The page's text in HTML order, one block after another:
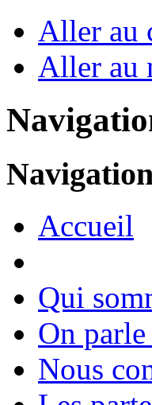
Aller au
Aller au
Accueil
Qui
On
Nous